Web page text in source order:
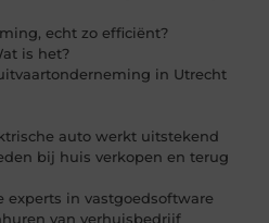
echt zo efficiënt?
is het?
in Utrecht
auto werkt uitstekend
bij huis verkopen en terug
experts in vastgoedsoftware
van verhuisbedrijf